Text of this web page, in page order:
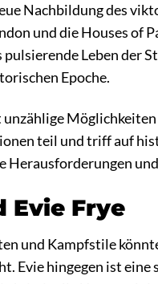
Nachbildung des
und die Houses of
Leben der
Epoche.
teil und triff auf
Evie Frye
und Kampfstile
hingegen ist eine